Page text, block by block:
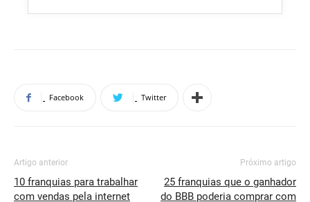
Facebook Twitter
Artigo anterior
10 franquias para trabalhar
com vendas pela internet
Próximo artigo
25 franquias que o ganhador
do BBB poderia comprar com